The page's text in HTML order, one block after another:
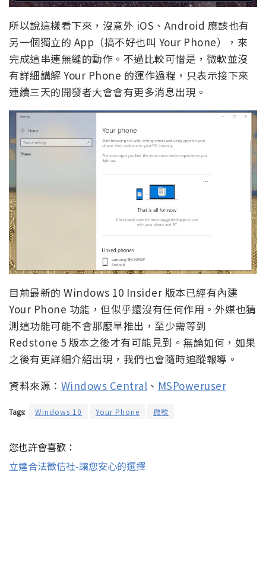
所以說這樣看下來，沒意外 iOS、Android 應該也有
另一個獨立的 App（搞不好也叫 Your Phone），來
完成這串連無縫的動作。不過比較可惜是，微軟並沒
有詳細講解 Your Phone 的運作過程，只表示接下來
連續三天的開發者大會會有更多消息出現。
目前最新的 Windows 10 Insider 版本已經有內建
Your Phone 功能，但似乎還沒有任何作用。外媒也猜
測這功能可能不會那麼早推出，至少需等到
Redstone 5 版本之後才有可能見到。無論如何，如果
之後有更詳細介紹出現，我們也會隨時追蹤報導。
資料來源： Windows Central 、 MSPoweruser
Tags: Windows 10 Your Phone 微軟
您也許會喜歡：
立達合法徵信社-讓您安心的選擇